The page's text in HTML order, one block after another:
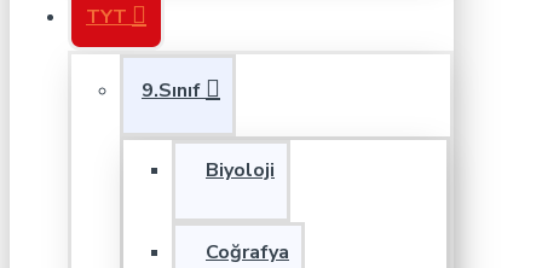
TYT
9.Sınıf
Biyoloji
Coğrafya